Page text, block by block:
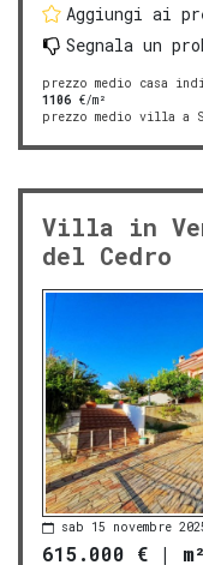
Aggiungi ai
Segnala un
prezzo medio casa
1106 €/m²
prezzo medio villa a
Villa in
del Cedro
sab 15 novembre
615.000 € |